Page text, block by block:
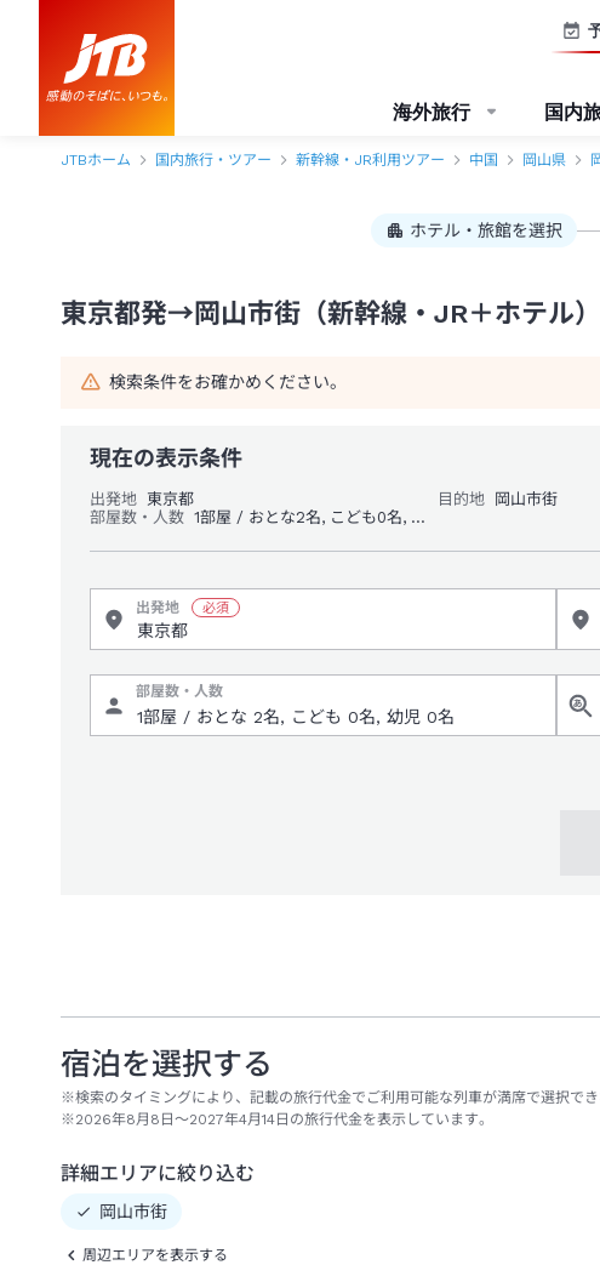
海外旅行 国内
JTBホーム 国内旅行・ツアー 新幹線・JR利用ツアー 中国 岡山県
ホテル・旅館を選択
東京都発→岡山市街（新幹線・JR＋ホテル
検索条件をお確かめください。
現在の表示条件
出発地 東京都 目的地 岡山市街
部屋数・人数
1部屋 / おとな2名, こども0名, 幼児0名
出発地
部屋数・人数
宿泊を選択する
※検索のタイミングにより、記載の旅行代金でご利用可能な列車が満席で選択でき
※2026年8月8日～2027年4月14日の旅行代金を表示しています。
詳細エリアに絞り込む
岡山市街
周辺エリアを表示する